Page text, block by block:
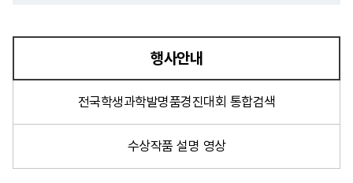
행사안내
선택됨
전국학생과학발명품경진대회 통합검색
수상작품 설명 영상